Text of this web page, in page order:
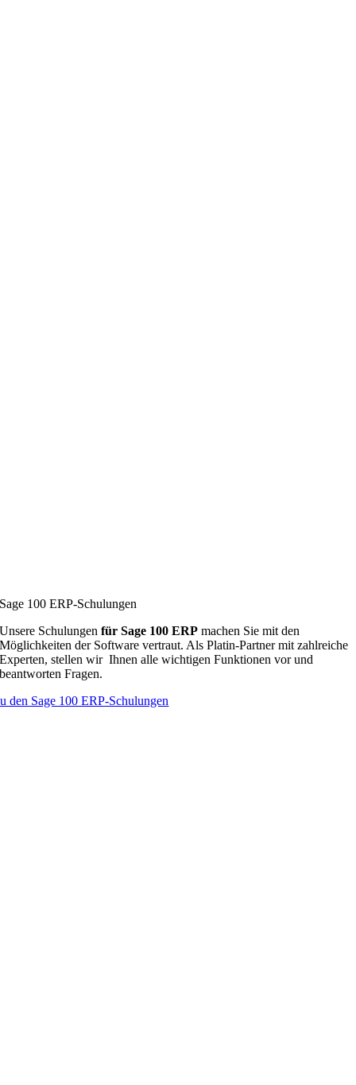
Sage 100 ERP-Schulungen
Unsere Schulungen für Sage 100 ERP machen Sie mit den
Möglichkeiten der Software vertraut. Als Platin-Partner mit zahlreiche
Experten, stellen wir Ihnen alle wichtigen Funktionen vor und
beantworten Fragen.
den Sage 100 ERP-Schulungen